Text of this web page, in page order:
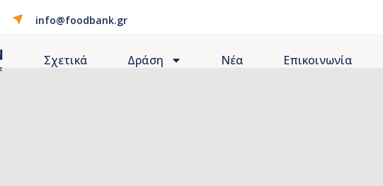
info@foodbank.gr
Σχετικά Δράση Νέα Επικοινωνία